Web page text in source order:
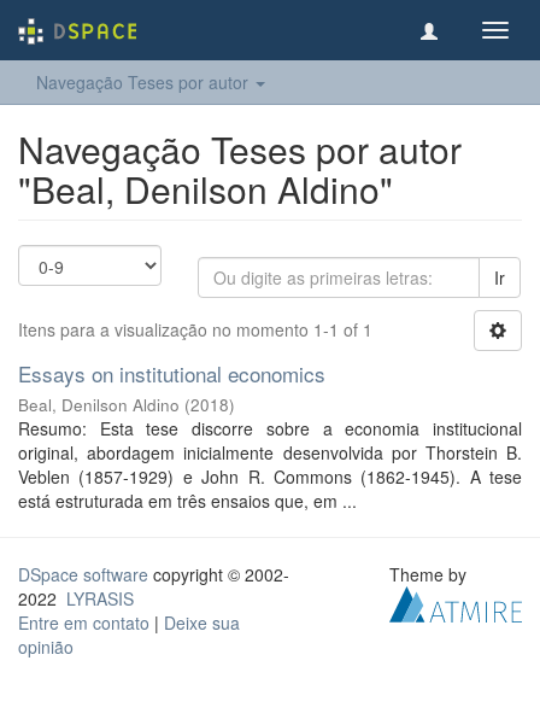
Navegação Teses por autor
Navegação Teses por autor
"Beal, Denilson Aldino"
Ir
Itens para a visualização no momento 1-1 of 1
Essays on institutional economics
Beal, Denilson Aldino (2018)
Resumo: Esta tese discorre sobre a economia institucional
original, abordagem inicialmente desenvolvida por Thorstein B.
Veblen (1857-1929) e John R. Commons (1862-1945). A tese
está estruturada em três ensaios que, em ...
DSpace software copyright © 2002-
2022 LYRASIS
Entre em contato | Deixe sua
opinião
Theme by